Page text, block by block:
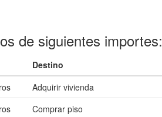
de siguientes importes:
Destino
Adquirir vivienda
Comprar piso